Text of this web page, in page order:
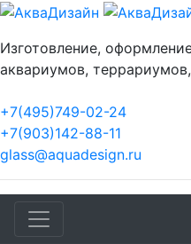
Изготовление,
аквариумов,
+7(495)749-02-24
+7(903)142-88-11
glass@aquadesign.ru